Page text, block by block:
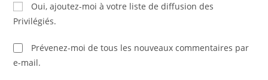
Oui, ajoutez-moi à votre liste de diffusion des
Privilégiés.
Prévenez-moi de tous les nouveaux commentaires par
e-mail.